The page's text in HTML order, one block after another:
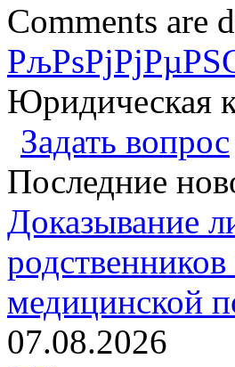
Comments are
Юридическая
Задать вопрос
Последние
Доказывание
медицинской
07.08.2026